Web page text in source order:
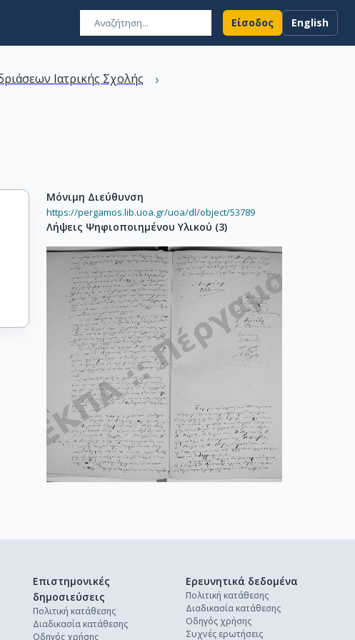
Είσοδος English
Ιατρικής Σχολής ›
Μόνιμη Διεύθυνση
https://pergamos.lib.uoa.gr/uoa/dl/object/53789
Λήψεις Ψηφιοποιημένου Υλικού (3)
Επιστημονικές
δημοσιεύσεις
Πολιτική κατάθεσης
Διαδικασία κατάθεσης
Οδηγός χρήσης
Ερευνητικά δεδομένα
Πολιτική κατάθεσης
Διαδικασία κατάθεσης
Οδηγός χρήσης
Συχνές ερωτήσεις